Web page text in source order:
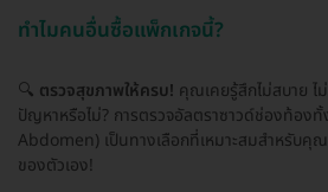
ทำไมคนอื่นซื้อแพ็กเกจนี้?
🔍 ตรวจสุขภาพให้ครบ! คุณเคยรู้สึกไม่สบาย ไ
ปัญหาหรือไม่? การตรวจอัลตราซาวด์ช่องท้อง
Abdomen) เป็นทางเลือกที่เหมาะสมสำหรับคุ
ของตัวเอง!